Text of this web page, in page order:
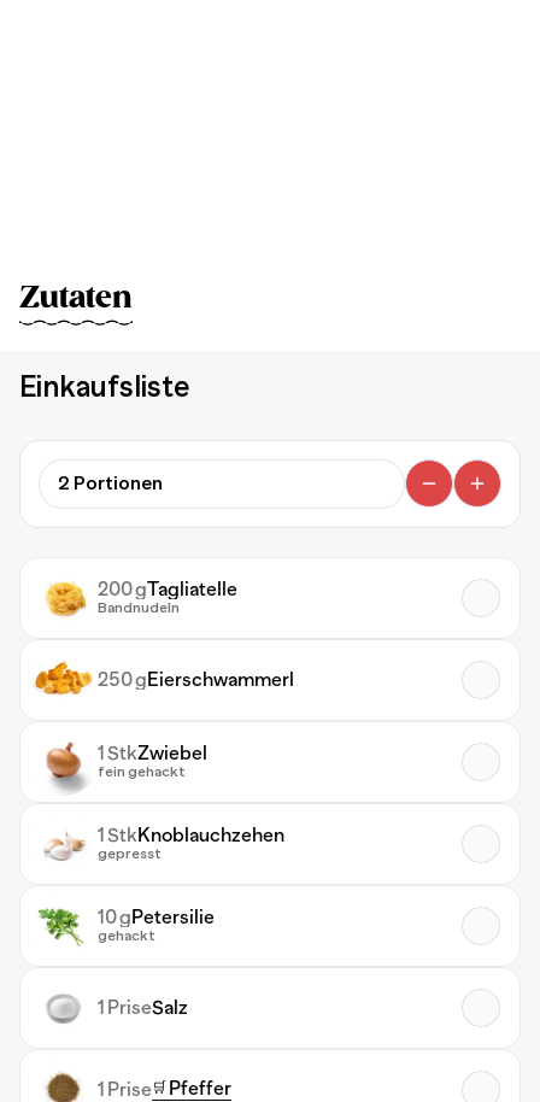
Zutaten